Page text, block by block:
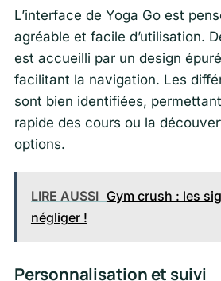
L’interface de Yoga Go est
agréable et facile d’utilisation.
est accueilli par un design
facilitant la navigation. Les
sont bien identifiées,
rapide des cours ou la
options.
LIRE AUSSI Gym crush : les
négliger !
Personnalisation et suivi